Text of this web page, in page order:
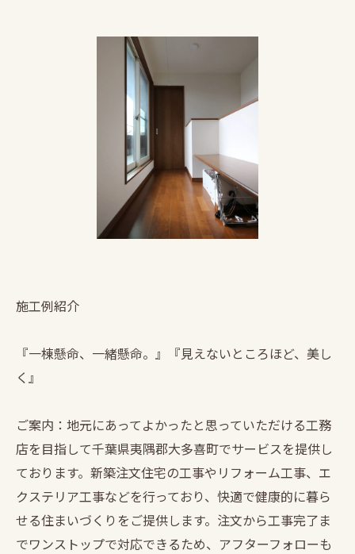
施工例紹介
『一棟懸命、一緒懸命。』『見えないところほど、美し
く』
ご案内：地元にあってよかったと思っていただける工務
店を目指して千葉県夷隅郡大多喜町でサービスを提供し
ております。新築注文住宅の工事やリフォーム工事、エ
クステリア工事などを行っており、快適で健康的に暮ら
せる住まいづくりをご提供します。注文から工事完了ま
でワンストップで対応できるため、アフターフォローも